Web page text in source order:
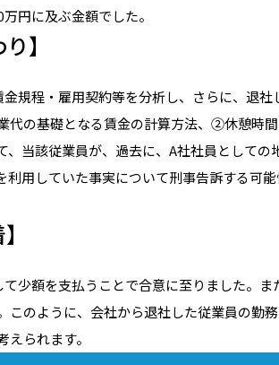
円に及ぶ金額でした。
】
規程・雇用契約等を分析し、さらに、退
代の基礎となる賃金の計算方法、②休憩時
、当該従業員が、過去に、A社社員として
利用していた事実について刑事告訴する可
少額を支払うことで合意に至りました。
このように、会社から退社した従業員の勤
られます。